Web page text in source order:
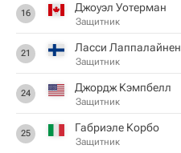
16 Джоуэл Уотерман
Защитник
21 Ласси Лаппалайнен
Защитник
24 Джордж Кэмпбелл
Защитник
25 Габриэле Корбо
Защитник